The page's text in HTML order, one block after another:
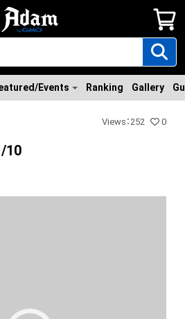
Events Ranking Gallery
Views ：252 0
10